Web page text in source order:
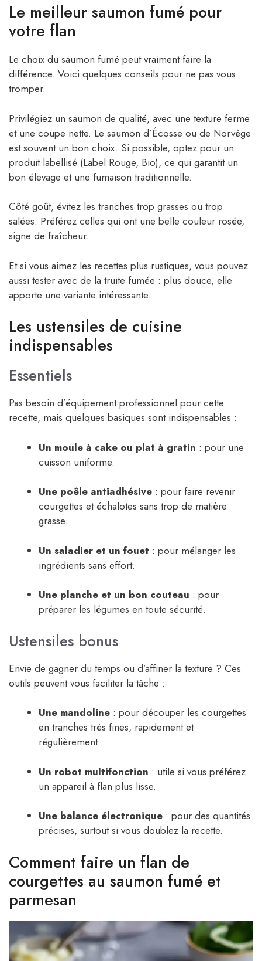
Le meilleur saumon fumé pour
votre flan
Le choix du saumon fumé peut vraiment faire la
différence. Voici quelques conseils pour ne pas vous
tromper.
Privilégiez un saumon de qualité, avec une texture ferme
et une coupe nette. Le saumon d’Écosse ou de Norvège
est souvent un bon choix. Si possible, optez pour un
produit labellisé (Label Rouge, Bio), ce qui garantit un
bon élevage et une fumaison traditionnelle.
Côté goût, évitez les tranches trop grasses ou trop
salées. Préférez celles qui ont une belle couleur rosée,
signe de fraîcheur.
Et si vous aimez les recettes plus rustiques, vous pouvez
aussi tester avec de la truite fumée : plus douce, elle
apporte une variante intéressante.
Les ustensiles de cuisine
indispensables
Essentiels
Pas besoin d’équipement professionnel pour cette
recette, mais quelques basiques sont indispensables :
Un moule à cake ou plat à gratin : pour une
cuisson uniforme.
Une poêle antiadhésive : pour faire revenir
courgettes et échalotes sans trop de matière
grasse.
Un saladier et un fouet : pour mélanger les
ingrédients sans effort.
Une planche et un bon couteau : pour
préparer les légumes en toute sécurité.
Ustensiles bonus
Envie de gagner du temps ou d’affiner la texture ? Ces
outils peuvent vous faciliter la tâche :
Une mandoline : pour découper les courgettes
en tranches très fines, rapidement et
régulièrement.
Un robot multifonction : utile si vous préférez
un appareil à flan plus lisse.
Une balance électronique : pour des quantités
précises, surtout si vous doublez la recette.
Comment faire un flan de
courgettes au saumon fumé et
parmesan